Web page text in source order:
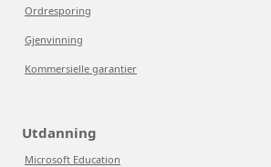
Ordresporing
Gjenvinning
Kommersielle garantier
Utdanning
Microsoft Education